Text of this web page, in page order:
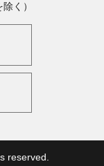
く）
reserved.